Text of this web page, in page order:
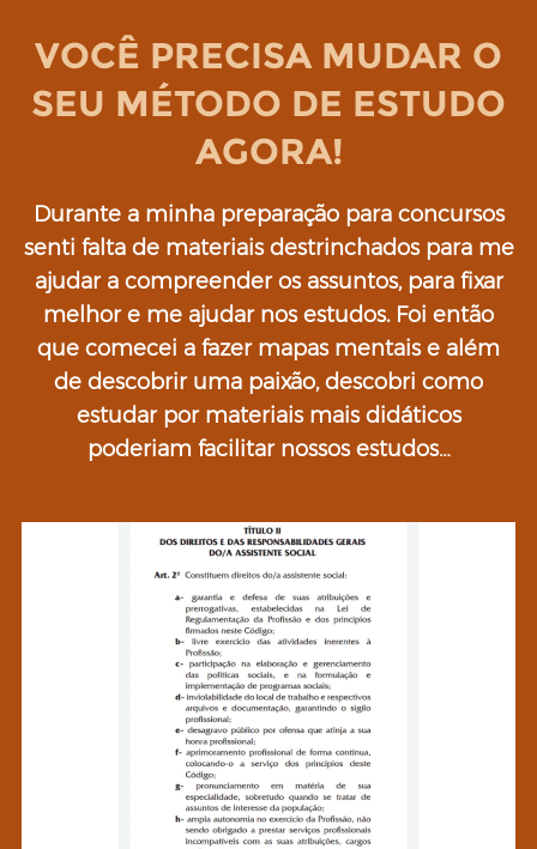
VOCÊ PRECISA MUDAR O
SEU MÉTODO DE ESTUDO
AGORA!
Durante a minha preparação para concursos
senti falta de materiais destrinchados para me
ajudar a compreender os assuntos, para fixar
melhor e me ajudar nos estudos. Foi então
que comecei a fazer mapas mentais e além
de descobrir uma paixão, descobri como
estudar por materiais mais didáticos
poderiam facilitar nossos estudos…